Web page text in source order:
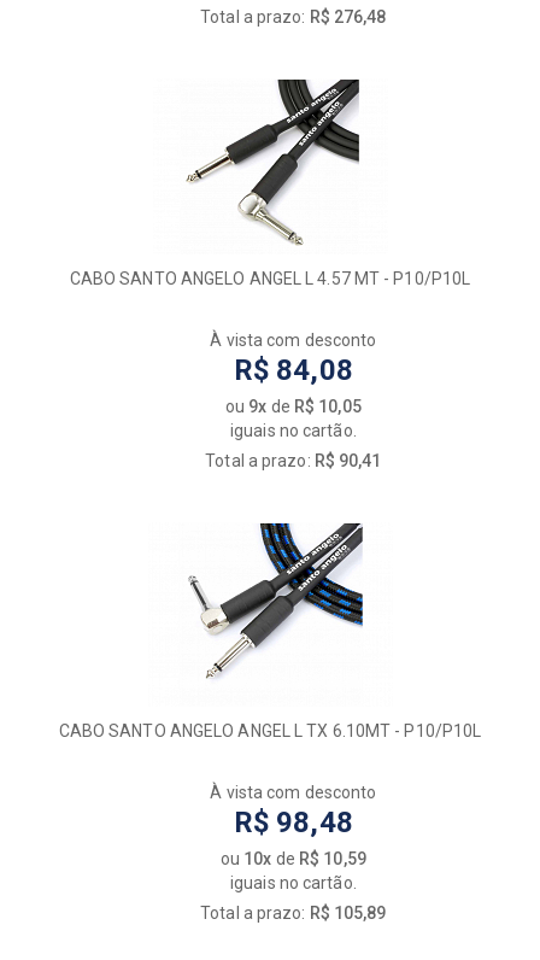
Total a prazo: R$ 276,48
CABO SANTO ANGELO ANGEL L 4.57 MT - P10/P10L
À vista com desconto
R$ 84,08
ou 9x de R$ 10,05
iguais no cartão.
Total a prazo: R$ 90,41
CABO SANTO ANGELO ANGEL L TX 6.10MT - P10/P10L
À vista com desconto
R$ 98,48
ou 10x de R$ 10,59
iguais no cartão.
Total a prazo: R$ 105,89